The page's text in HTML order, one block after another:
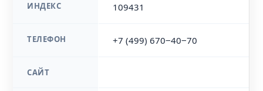
ИНДЕКС 109431
ТЕЛЕФОН +7 (499) 670‒40‒70
САЙТ